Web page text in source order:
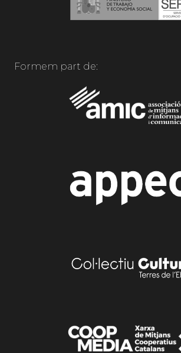
Formem part de: